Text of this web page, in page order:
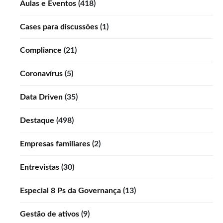
Aulas e Eventos (418)
Cases para discussões (1)
Compliance (21)
Coronavírus (5)
Data Driven (35)
Destaque (498)
Empresas familiares (2)
Entrevistas (30)
Especial 8 Ps da Governança (13)
Gestão de ativos (9)